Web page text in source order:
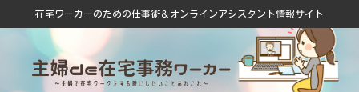
在宅ワーカーのための仕事術＆オンラインアシスタント情報サイト